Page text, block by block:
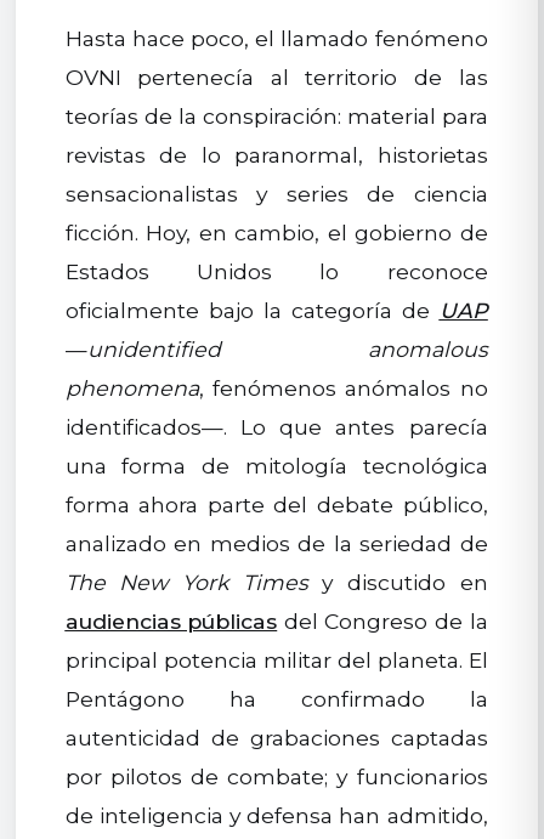
Hasta hace poco, el llamado fenómeno
OVNI pertenecía al territorio de las
teorías de la conspiración: material para
revistas de lo paranormal, historietas
sensacionalistas y series de ciencia
ficción. Hoy, en cambio, el gobierno de
Estados Unidos lo reconoce
oficialmente bajo la categoría de UAP
—unidentified anomalous
phenomena, fenómenos anómalos no
identificados—. Lo que antes parecía
una forma de mitología tecnológica
forma ahora parte del debate público,
analizado en medios de la seriedad de
The New York Timesy discutido en
audiencias públicas del Congreso de la
principal potencia militar del planeta. El
Pentágono ha confirmado la
autenticidad de grabaciones captadas
por pilotos de combate; y funcionarios
de inteligencia y defensa han admitido,